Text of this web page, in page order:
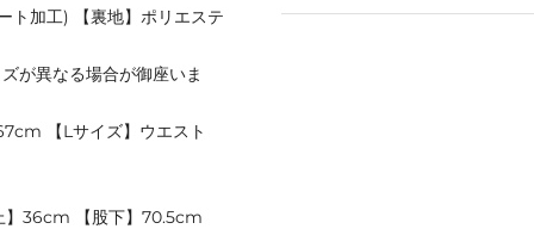
ト加工) 【裏地】ポリエステ
が異なる場合が御座いま
【Lサイズ】ウエスト
】36cm 【股下】70.5cm